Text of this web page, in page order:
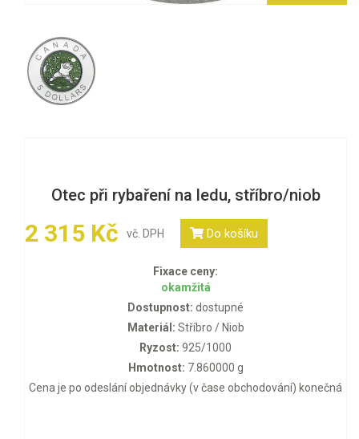
Otec při rybaření na ledu, stříbro/niob
2 315 Kč vč. DPH Do košíku
Fixace ceny:
okamžitá
Dostupnost: dostupné
Materiál: Stříbro / Niob
Ryzost: 925/1000
Hmotnost: 7.860000 g
Cena je po odeslání objednávky (v čase obchodování) konečná